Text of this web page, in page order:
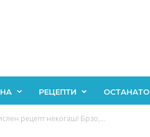
РЕЦЕПТИ ОСТАНАТО
рецепт некогаш! Брзо,...